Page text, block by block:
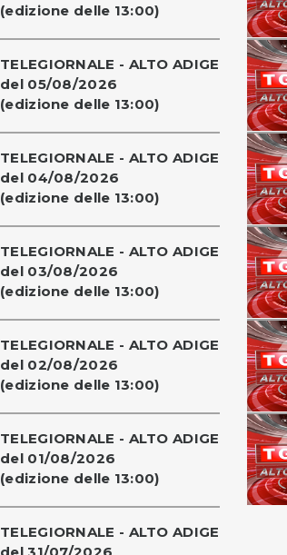
(edizione delle 13:00)
TELEGIORNALE - ALTO ADIGE
del 05/08/2026
(edizione delle 13:00)
TELEGIORNALE - ALTO ADIGE
del 04/08/2026
(edizione delle 13:00)
TELEGIORNALE - ALTO ADIGE
del 03/08/2026
(edizione delle 13:00)
TELEGIORNALE - ALTO ADIGE
del 02/08/2026
(edizione delle 13:00)
TELEGIORNALE - ALTO ADIGE
del 01/08/2026
(edizione delle 13:00)
TELEGIORNALE - ALTO ADIGE